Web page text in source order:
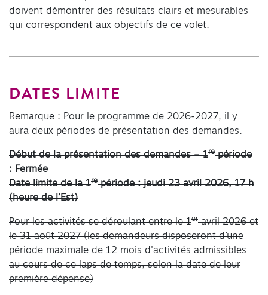
doivent démontrer des résultats clairs et mesurables
qui correspondent aux objectifs de ce volet.
DATES LIMITE
Remarque : Pour le programme de 2026-2027, il y
aura deux périodes de présentation des demandes.
Début de la présentation des demandes – 1repériode
: Fermée
Date limite de la1re période: jeudi 23 avril 2026, 17 h
(heure de l’Est)
Pour les activités se déroulant entre le 1eravril 2026 et
le 31 août 2027 (les demandeurs disposeront d’une
périodemaximale de 12 mois d'activités admissibles
au cours de ce laps de temps, selon la date de leur
première dépense)